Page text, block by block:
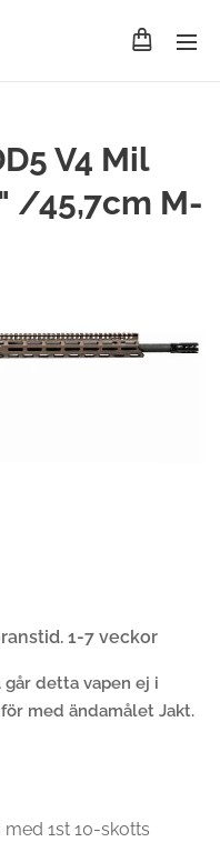
V4 Mil
/45,7cm M-
1-7 veckor
detta vapen ej i
med ändamålet Jakt.
1st 10-skotts